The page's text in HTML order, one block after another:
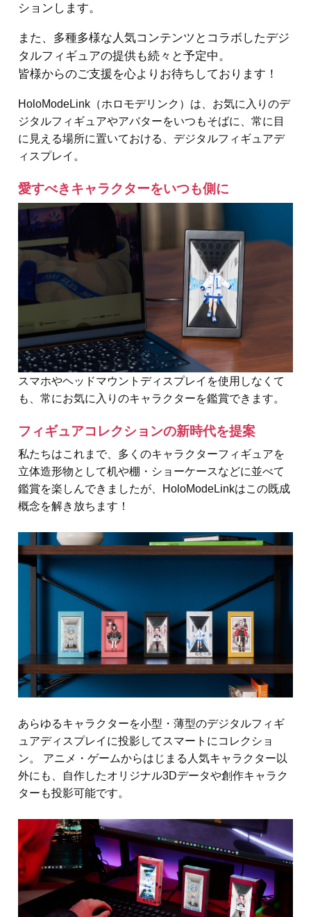
ションします。
また、多種多様な人気コンテンツとコラボしたデジ
タルフィギュアの提供も続々と予定中。
皆様からのご支援を心よりお待ちしております！
HoloModeLink（ホロモデリンク）は、お気に入りのデ
ジタルフィギュアやアバターをいつもそばに、常に目
に見える場所に置いておける、デジタルフィギュアデ
ィスプレイ。
愛すべきキャラクターをいつも側に
スマホやヘッドマウントディスプレイを使用しなくて
も、常にお気に入りのキャラクターを鑑賞できます。
フィギュアコレクションの新時代を提案
私たちはこれまで、多くのキャラクターフィギュアを
立体造形物として机や棚・ショーケースなどに並べて
鑑賞を楽しんできましたが、HoloModeLinkはこの既成
概念を解き放ちます！
あらゆるキャラクターを小型・薄型のデジタルフィギ
ュアディスプレイに投影してスマートにコレクショ
ン。 アニメ・ゲームからはじまる人気キャラクター以
外にも、自作したオリジナル3Dデータや創作キャラク
ターも投影可能です。